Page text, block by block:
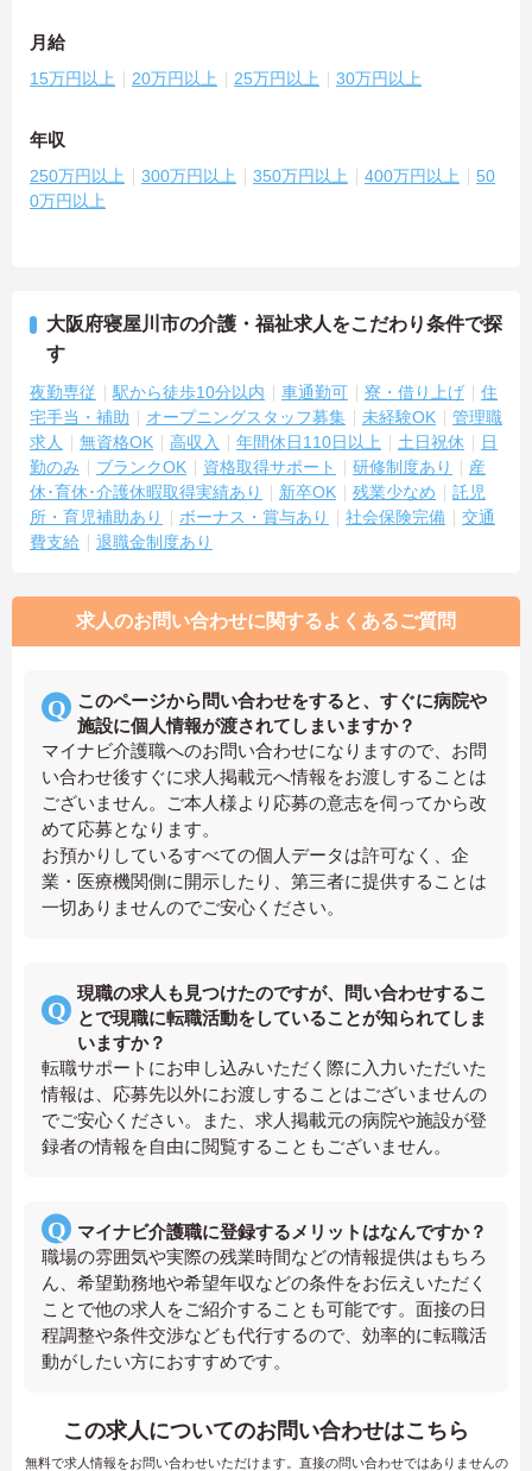
月給
15万円以上 20万円以上 25万円以上 30万円以上
年収
250万円以上 300万円以上 350万円以上 400万円以上
50
0万円以上
大阪府寝屋川市の介護・福祉求人をこだわり条件で探
す
夜勤専従 駅から徒歩10分以内 車通勤可 寮・借り上げ
住
宅手当・補助
オープニングスタッフ募集 未経験OK
管理職
求人
無資格OK 高収入 年間休日110日以上 土日祝休
日
勤のみ
ブランクOK 資格取得サポート 研修制度あり
産
休･育休･介護休暇取得実績あり
新卒OK 残業少なめ
託児
所・育児補助あり
ボーナス・賞与あり 社会保険完備
交通
費支給
退職金制度あり
求人のお問い合わせに関するよくあるご質問
このページから問い合わせをすると、すぐに病院や
施設に個人情報が渡されてしまいますか？
マイナビ介護職へのお問い合わせになりますので、お問
い合わせ後すぐに求人掲載元へ情報をお渡しすることは
ございません。ご本人様より応募の意志を伺ってから改
めて応募となります。
お預かりしているすべての個人データは許可なく、企
業・医療機関側に開示したり、第三者に提供することは
一切ありませんのでご安心ください。
現職の求人も見つけたのですが、問い合わせするこ
とで現職に転職活動をしていることが知られてしま
いますか？
転職サポートにお申し込みいただく際に入力いただいた
情報は、応募先以外にお渡しすることはございませんの
でご安心ください。また、求人掲載元の病院や施設が登
録者の情報を自由に閲覧することもございません。
マイナビ介護職に登録するメリットはなんですか？
職場の雰囲気や実際の残業時間などの情報提供はもちろ
ん、希望勤務地や希望年収などの条件をお伝えいただく
ことで他の求人をご紹介することも可能です。面接の日
程調整や条件交渉なども代行するので、効率的に転職活
動がしたい方におすすめです。
この求人についてのお問い合わせはこちら
無料で求人情報をお問い合わせいただけます。直接の問い合わせではありませんの